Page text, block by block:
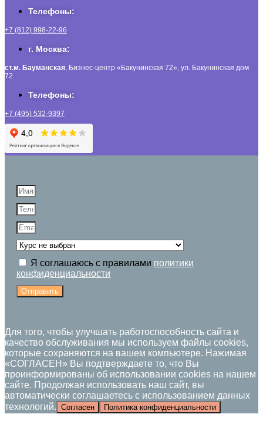
Телефоны:
+7 (812) 998-22-96
г. Москва:
ст.м. Бауманская , Бизнес-центр «Бакунинская 72», ул. Бакунинская дом
72
Телефоны:
+7 (495) 532-9397
Я соглашаюсь с правилами политики
конфиденциальности
Отправить
Для того, чтобы улучшать работоспособность сайта и
качество обслуживания мы используем файлы cookies,
которые сохраняются на вашем компьютере. Нажимая
«СОГЛАСЕН» Вы подтверждаете то, что Вы
проинформированы об использовании cookies на нашем
сайте. Продолжая использовать наш сайт, вы
автоматически соглашаетесь с использованием данных
технологий. Согласен Политика конфиденциальности